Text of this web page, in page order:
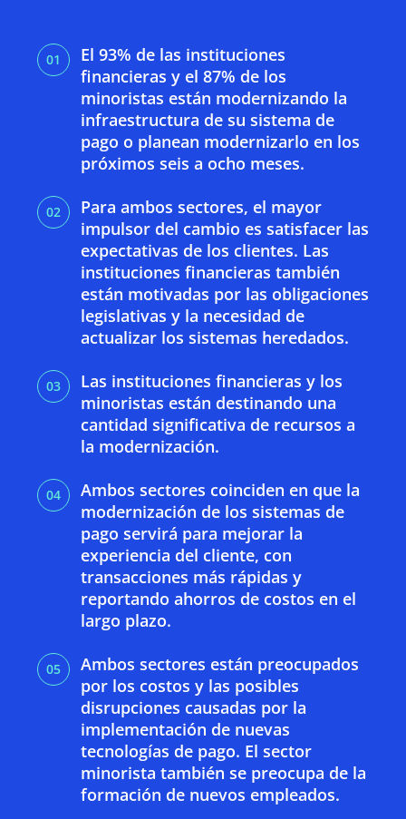
El 93% de las instituciones
financieras y el 87% de los
minoristas están modernizando la
infraestructura de su sistema de
pago o planean modernizarlo en los
próximos seis a ocho meses.
Para ambos sectores, el mayor
impulsor del cambio es satisfacer las
expectativas de los clientes. Las
instituciones financieras también
están motivadas por las obligaciones
legislativas y la necesidad de
actualizar los sistemas heredados.
Las instituciones financieras y los
minoristas están destinando una
cantidad significativa de recursos a
la modernización.
Ambos sectores coinciden en que la
modernización de los sistemas de
pago servirá para mejorar la
experiencia del cliente, con
transacciones más rápidas y
reportando ahorros de costos en el
largo plazo.
Ambos sectores están preocupados
por los costos y las posibles
disrupciones causadas por la
implementación de nuevas
tecnologías de pago. El sector
minorista también se preocupa de la
formación de nuevos empleados.
s
e
a